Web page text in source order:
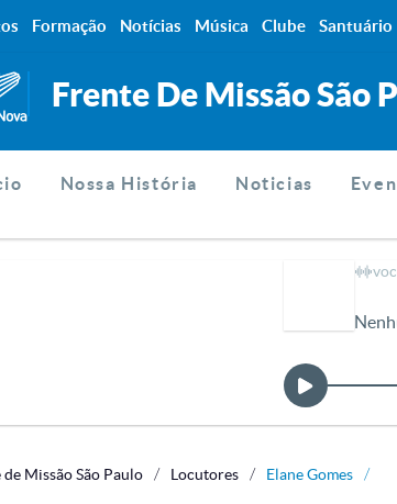
Frente De Missão São
Nossa História Noticias
de Missão São Paulo Locutores Elane Gomes
Formação Notícias Música Clube Santuário